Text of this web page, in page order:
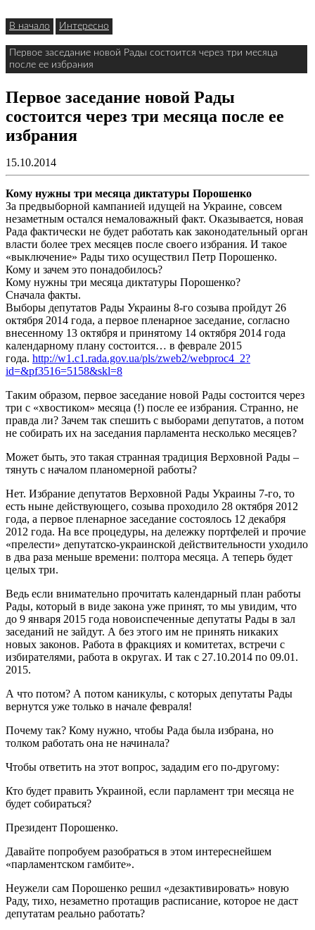
В начало Интересно
Первое заседание новой Рады состоится через три месяца
после ее избрания
Первое заседание новой Рады
состоится через три месяца после ее
избрания
15.10.2014
Кому нужны три месяца диктатуры Порошенко
За предвыборной кампанией идущей на Украине, совсем
незаметным остался немаловажный факт. Оказывается, новая
Рада фактически не будет работать как законодательный орган
власти более трех месяцев после своего избрания. И такое
«выключение» Рады тихо осуществил Петр Порошенко.
Кому и зачем это понадобилось?
Кому нужны три месяца диктатуры Порошенко?
Сначала факты.
Выборы депутатов Рады Украины 8-го созыва пройдут 26
октября 2014 года, а первое пленарное заседание, согласно
внесенному 13 октября и принятому 14 октября 2014 года
календарному плану состоится… в феврале 2015
года. http://w1.c1.rada.gov.ua/pls/zweb2/webproc4_2?
id=&pf3516=5158&skl=8
Таким образом, первое заседание новой Рады состоится через
три с «хвостиком» месяца (!) после ее избрания. Странно, не
правда ли? Зачем так спешить с выборами депутатов, а потом
не собирать их на заседания парламента несколько месяцев?
Может быть, это такая странная традиция Верховной Рады –
тянуть с началом планомерной работы?
Нет. Избрание депутатов Верховной Рады Украины 7-го, то
есть ныне действующего, созыва проходило 28 октября 2012
года, а первое пленарное заседание состоялось 12 декабря
2012 года. На все процедуры, на дележку портфелей и прочие
«прелести» депутатско-украинской действительности уходило
в два раза меньше времени: полтора месяца. А теперь будет
целых три.
Ведь если внимательно прочитать календарный план работы
Рады, который в виде закона уже принят, то мы увидим, что
до 9 января 2015 года новоиспеченные депутаты Рады в зал
заседаний не зайдут. А без этого им не принять никаких
новых законов. Работа в фракциях и комитетах, встречи с
избирателями, работа в округах. И так с 27.10.2014 по 09.01.
2015.
А что потом? А потом каникулы, с которых депутаты Рады
вернутся уже только в начале февраля!
Почему так? Кому нужно, чтобы Рада была избрана, но
толком работать она не начинала?
Чтобы ответить на этот вопрос, зададим его по-другому:
Кто будет править Украиной, если парламент три месяца не
будет собираться?
Президент Порошенко.
Давайте попробуем разобраться в этом интереснейшем
«парламентском гамбите».
Неужели сам Порошенко решил «дезактивировать» новую
Раду, тихо, незаметно протащив расписание, которое не даст
депутатам реально работать?